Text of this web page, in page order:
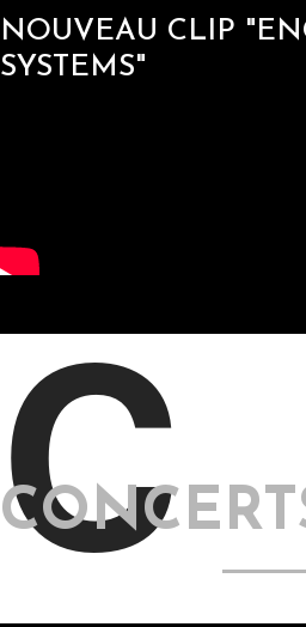
NOUVEAU CLIP
SYSTEMS"
C